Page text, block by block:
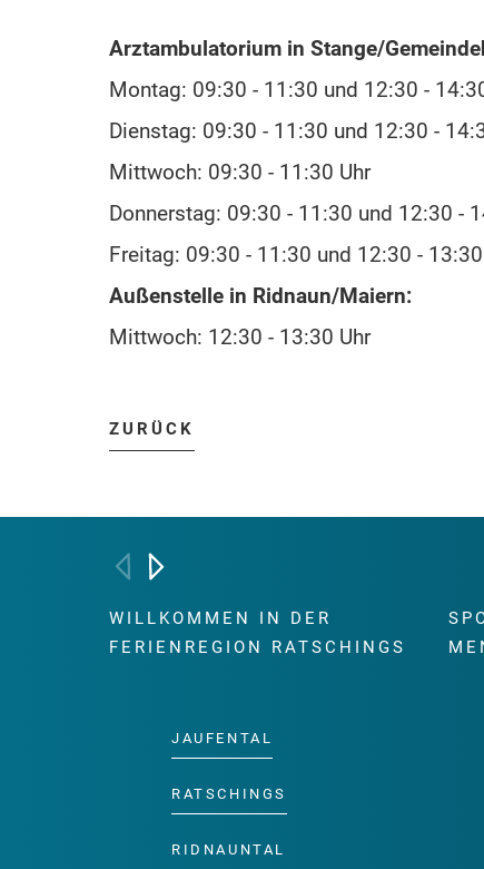
Arztambulatorium in Stange/
Montag: 09:30 - 11:30 und 12:30 -
Dienstag: 09:30 - 11:30 und 12:30 -
Mittwoch: 09:30 - 11:30 Uhr
Donnerstag: 09:30 - 11:30 und 12:30 -
Freitag: 09:30 - 11:30 und 12:30 -
Außenstelle in Ridnaun/Maiern:
Mittwoch: 12:30 - 13:30 Uhr
ZURÜCK
WILLKOMMEN IN DER
FERIENREGION RATSCHINGS
JAUFENTAL
RATSCHINGS
RIDNAUNTAL